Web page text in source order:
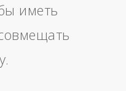
иметь